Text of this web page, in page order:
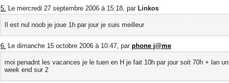
5. Le mercredi 27 septembre 2006 à 15:18, par Linkos
Il est nul noob je joue 1h par jour je suis meilleur
6. Le dimanche 15 octobre 2006 à 10:47, par phone j@me
moi penadnt les vacances je le tuen en H je fait 10h par jour soit 70h + lan un
week end sur 2